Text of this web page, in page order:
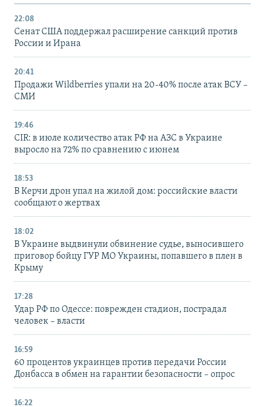
22:08
Сенат США поддержал расширение санкций против
России и Ирана
20:41
Продажи Wildberries упали на 20-40% после атак ВСУ –
СМИ
19:46
CIR: в июле количество атак РФ на АЗС в Украине
выросло на 72% по сравнению с июнем
18:53
В Керчи дрон упал на жилой дом: российские власти
сообщают о жертвах
18:02
В Украине выдвинули обвинение судье, выносившего
приговор бойцу ГУР МО Украины, попавшего в плен в
Крыму
17:28
Удар РФ по Одессе: поврежден стадион, пострадал
человек – власти
16:59
60 процентов украинцев против передачи России
Донбасса в обмен на гарантии безопасности – опрос
16:22